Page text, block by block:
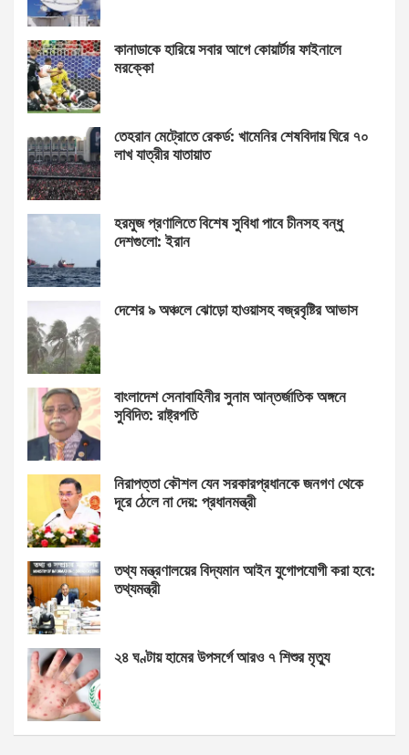
কানাডাকে হারিয়ে সবার আগে কোয়ার্টার ফাইনালে
মরক্কো
তেহরান মেট্রোতে রেকর্ড: খামেনির শেষবিদায় ঘিরে ৭০
লাখ যাত্রীর যাতায়াত
হরমুজ প্রণালিতে বিশেষ সুবিধা পাবে চীনসহ বন্ধু
দেশগুলো: ইরান
দেশের ৯ অঞ্চলে ঝোড়ো হাওয়াসহ বজ্রবৃষ্টির আভাস
বাংলাদেশ সেনাবাহিনীর সুনাম আন্তর্জাতিক অঙ্গনে
সুবিদিত: রাষ্ট্রপতি
নিরাপত্তা কৌশল যেন সরকারপ্রধানকে জনগণ থেকে
দূরে ঠেলে না দেয়: প্রধানমন্ত্রী
তথ্য মন্ত্রণালয়ের বিদ্যমান আইন যুগোপযোগী করা হবে:
তথ্যমন্ত্রী
২৪ ঘণ্টায় হামের উপসর্গে আরও ৭ শিশুর মৃত্যু